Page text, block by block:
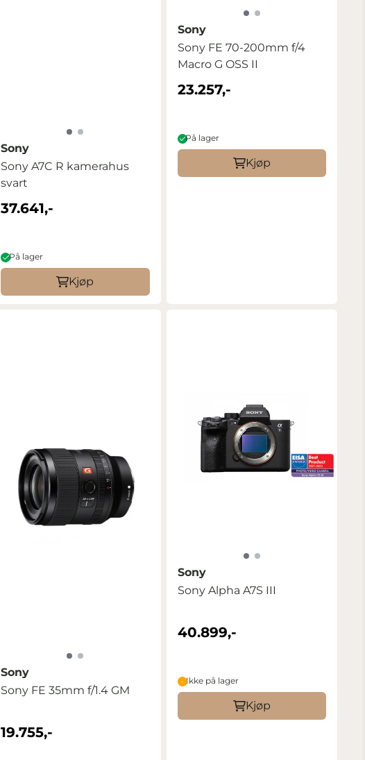
Sony
Sony A7C R kamerahus
svart
37.641,-
På lager
Kjøp
Sony
Sony FE 70-200mm f/4
Macro G OSS II
23.257,-
På lager
Kjøp
Sony
Sony FE 35mm f/1.4 GM
19.755,-
Sony
Sony Alpha A7S III
40.899,-
Ikke på lager
Kjøp